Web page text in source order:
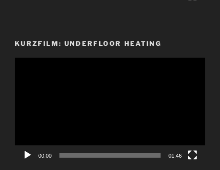
KURZFILM: UNDERFLOOR HEATING
00:00 01:46